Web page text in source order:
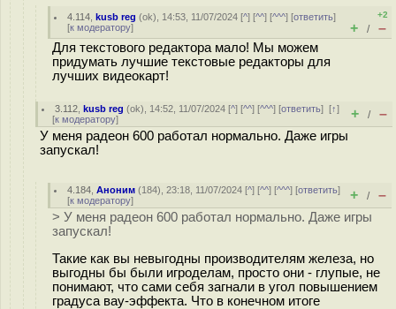
4.114 ,kusb reg (ok), 14:53, 11/07/2024 [^] [^^] [^^^] [ответить]
[к модератору]
+2
+ / –
Для текстового редактора мало! Мы можем
придумать лучшие текстовые редакторы для
лучших видеокарт!
3.112 ,kusb reg (ok), 14:52, 11/07/2024 [^] [^^] [^^^] [ответить][↑]
[к модератору] + / –
У меня радеон 600 работал нормально. Даже игры
запускал!
4.184 ,Аноним (184), 23:18, 11/07/2024 [^] [^^] [^^^] [ответить]
[к модератору] + / –
> У меня радеон 600 работал нормально. Даже игры
запускал!
Такие как вы невыгодны производителям железа, но
выгодны бы были игроделам, просто они - глупые, не
понимают, что сами себя загнали в угол повышением
градуса вау-эффекта. Что в конечном итоге